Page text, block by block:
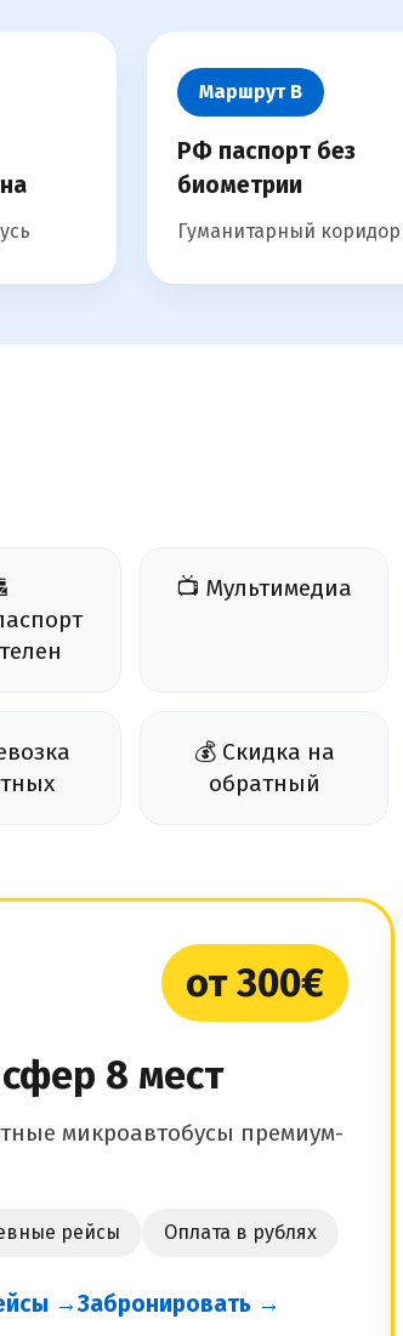
Маршрут В
РФ паспорт без
биометрии
Гуманитарный коридор
📺 Мультимедиа
💰 Скидка на
обратный
от 300€
8 мест
микроавтобусы премиум-
рейсы Оплата в рублях
→Забронировать →